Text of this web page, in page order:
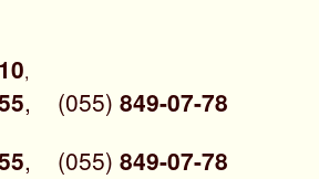
,
, (055) 849-07-78
, (055) 849-07-78